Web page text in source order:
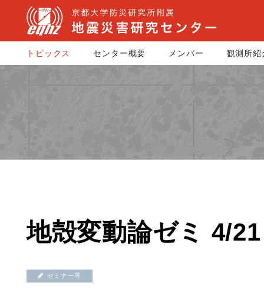
トピックス センター概要 メンバー 観測所紹
地殻変動論ゼミ 4/21
セミナー等